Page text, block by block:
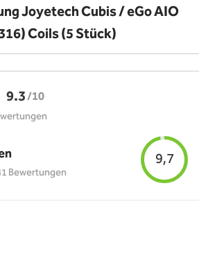
Joyetech Cubis / eGo AIO
Coils (5 Stück)
9.3/10
Bewertungen
9,7